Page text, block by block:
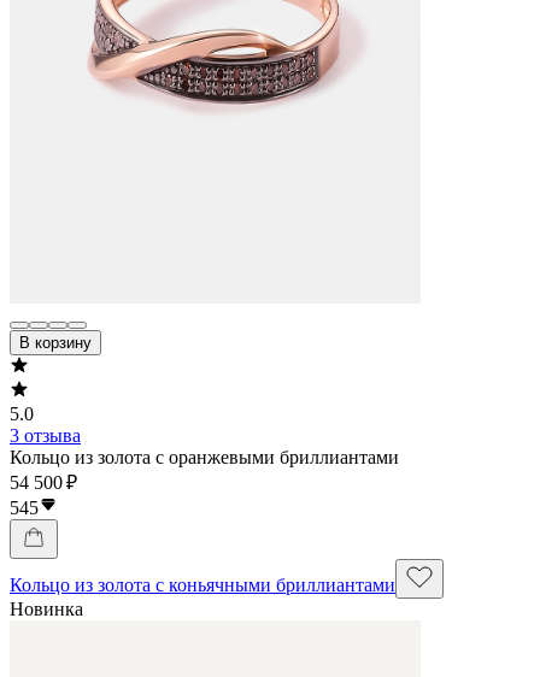
В корзину
5.0
3 отзыва
Кольцо из золота с оранжевыми бриллиантами
54 500 ₽
545
Кольцо из золота с коньячными бриллиантами
Новинка